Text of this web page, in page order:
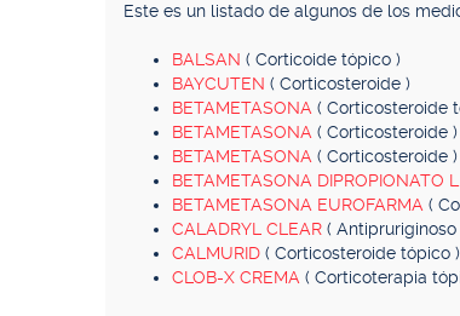
Este es un listado de algunos de los
BALSAN ( Corticoide tópico )
BAYCUTEN ( Corticosteroide )
BETAMETASONA ( Corticosteroide
BETAMETASONA ( Corticosteroide )
BETAMETASONA ( Corticosteroide )
BETAMETASONA DIPROPIONATO
BETAMETASONA EUROFARMA (
CALADRYL CLEAR ( Antipruriginoso
CALMURID ( Corticosteroide tópico )
CLOB-X CREMA ( Corticoterapia